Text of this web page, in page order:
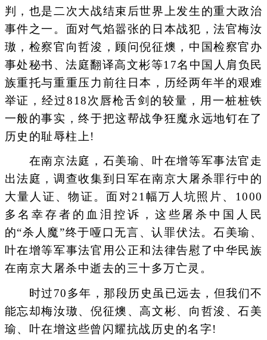
判，也是二次大战结束后世界上发生的重大政治
事件之一。面对气焰嚣张的日本战犯，法官梅汝
璈，检察官向哲浚，顾问倪征燠，中国检察官办
事处秘书、法庭翻译高文彬等17名中国人肩负民
族重托与重重压力前往日本，历经两年半的艰难
举证，经过818次唇枪舌剑的较量，用一桩桩铁
一般的事实，终于把这帮战争狂魔永远地钉在了
历史的耻辱柱上!
在南京法庭，石美瑜、叶在增等军事法官走
出法庭，调查收集到日军在南京大屠杀罪行中的
大量人证、物证。面对21幅万人坑照片、1000
多名幸存者的血泪控诉，这些屠杀中国人民
的“杀人魔”终于哑口无言、认罪伏法。石美瑜、
叶在增等军事法官用公正和法律告慰了中华民族
在南京大屠杀中逝去的三十多万亡灵。
时过70多年，那段历史虽已远去，但我们不
能忘却梅汝璈、倪征燠、高文彬、向哲浚、石美
瑜、叶在增这些曾闪耀抗战历史的名字!